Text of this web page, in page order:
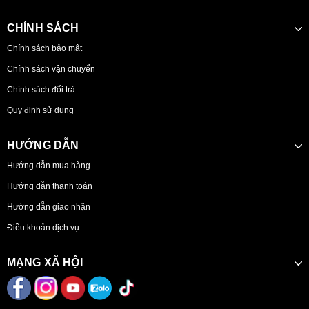
CHÍNH SÁCH
Chính sách bảo mật
Chính sách vận chuyển
Chính sách đổi trả
Quy định sử dụng
HƯỚNG DẪN
Hướng dẫn mua hàng
Hướng dẫn thanh toán
Hướng dẫn giao nhận
Điều khoản dịch vụ
MẠNG XÃ HỘI